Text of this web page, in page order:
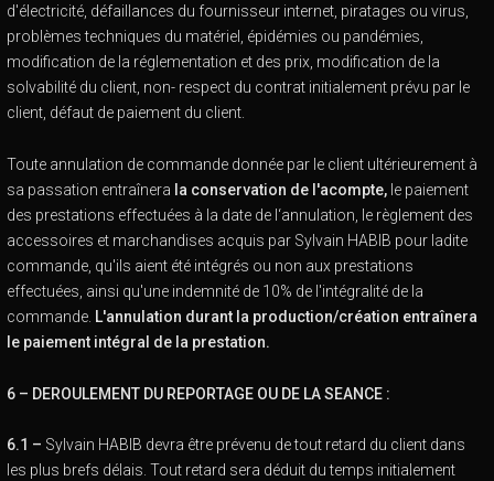
d'électricité, défaillances du fournisseur internet, piratages ou virus,
problèmes techniques du matériel, épidémies ou pandémies,
modification de la réglementation et des prix, modification de la
solvabilité du client, non- respect du contrat initialement prévu par le
client, défaut de paiement du client.
Toute annulation de commande donnée par le client ultérieurement à
sa passation entraînera la conservation de l'acompte, le paiement
des prestations effectuées à la date de l‘annulation, le règlement des
accessoires et marchandises acquis par Sylvain HABIB pour ladite
commande, qu'ils aient été intégrés ou non aux prestations
effectuées, ainsi qu'une indemnité de 10% de l'intégralité de la
commande. L'annulation durant la production/création entraînera
le paiement intégral de la prestation.
6 – DEROULEMENT DU REPORTAGE OU DE LA SEANCE :
6.1 – Sylvain HABIB devra être prévenu de tout retard du client dans
les plus brefs délais. Tout retard sera déduit du temps initialement